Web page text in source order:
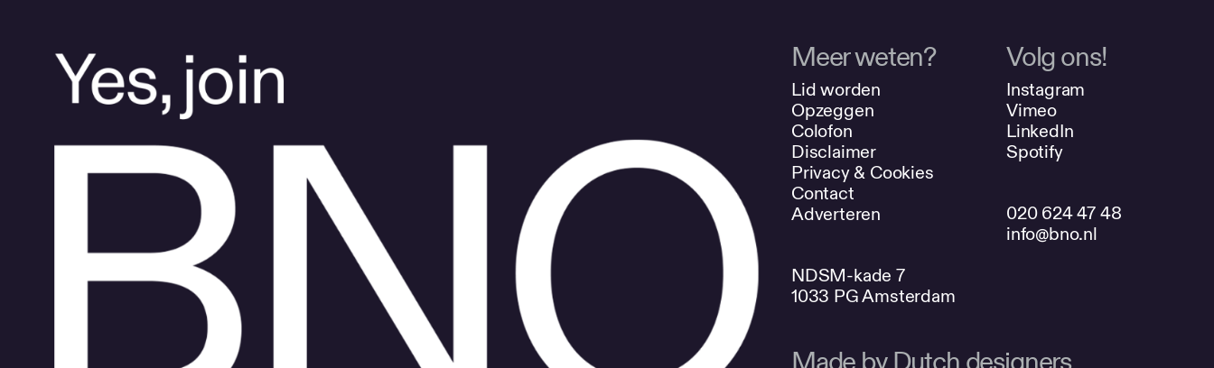
Meer weten?
Lid worden
Opzeggen
Colofon
Disclaimer
Privacy & Cookies
Contact
Adverteren
NDSM-kade 7
1033 PG Amsterdam
Volg ons!
Instagram
Vimeo
LinkedIn
Spotify
020 624 47 48
info@bno.nl